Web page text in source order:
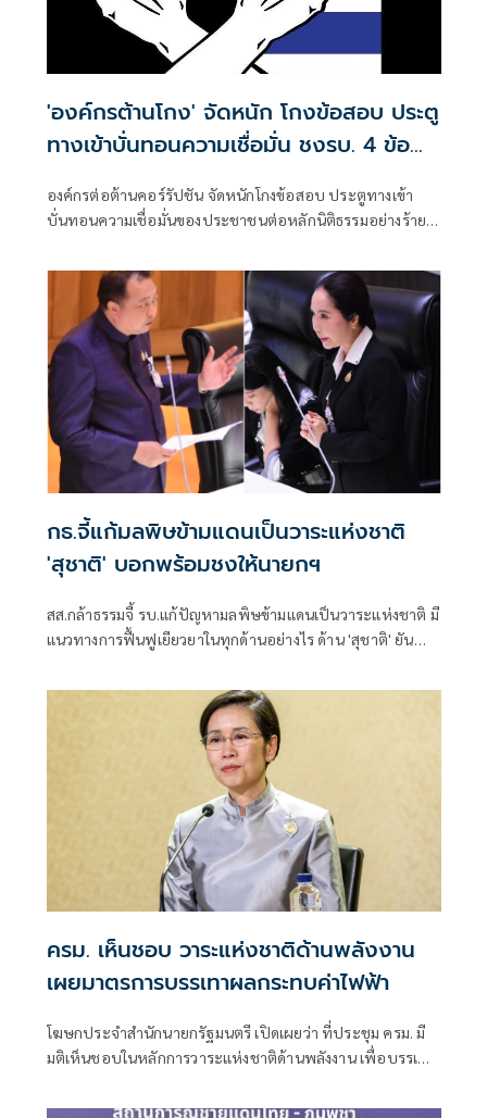
'องค์กรต้านโกง' จัดหนัก โกงข้อสอบ ประตู
ทางเข้าบั่นทอนความเชื่อมั่น ชงรบ. 4 ข้อ
องค์กรต่อต้านคอร์รัปชัน จัดหนักโกงข้อสอบ ประตูทางเข้า
บั่นทอนความเชื่อมั่นของประชาชนต่อหลักนิติธรรมอย่างร้าย
การโกงในอนาคต ยกระดับเป็นวาระแห่งชาติ
กธ.จี้แก้มลพิษข้ามแดนเป็นวาระแห่งชาติ
'สุชาติ' บอกพร้อมชงให้นายกฯ
สส.กล้าธรรมจี้ รบ.แก้ปัญหามลพิษข้ามแดนเป็นวาระแห่งชาติ มี
แนวทางการฟื้นฟูเยียวยาในทุกด้านอย่างไร ด้าน 'สุชาติ' ยัน
ครม. เห็นชอบ วาระแห่งชาติด้านพลังงาน
เผยมาตรการบรรเทาผลกระทบค่าไฟฟ้า
โฆษกประจำสำนักนายกรัฐมนตรี เปิดเผยว่า ที่ประชุม ครม. มี
มติเห็นชอบในหลักการวาระแห่งชาติด้านพลังงาน เพื่อบรรเทา
พลังงานอย่างมีประสิทธิภาพ